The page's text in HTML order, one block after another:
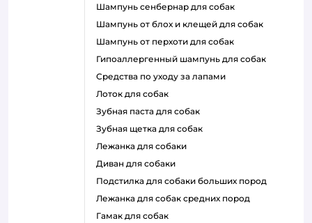
шампунь сенбернар для собак
шампунь от блох и клещей для собак
шампунь от перхоти для собак
гипоаллергенный шампунь для собак
средства по уходу за лапами
лоток для собак
зубная паста для собак
зубная щетка для собак
лежанка для собаки
диван для собаки
подстилка для собаки больших пород
лежанка для собак средних пород
гамак для собак